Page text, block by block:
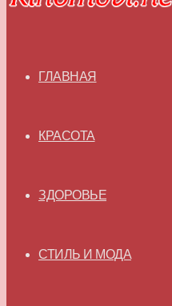
ГЛАВНАЯ
КРАСОТА
ЗДОРОВЬЕ
СТИЛЬ И МОДА